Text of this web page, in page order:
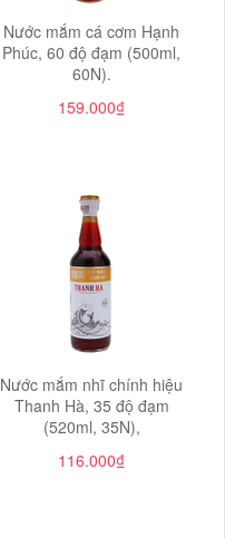
Nước mắm cá cơm Hạnh
Phúc, 60 độ đạm (500ml,
60N).
159.000₫
Nước mắm nhĩ chính hiệu
Thanh Hà, 35 độ đạm
(520ml, 35N),
116.000₫